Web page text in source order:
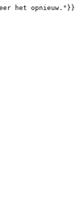
het opnieuw."}}